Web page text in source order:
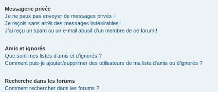
Messagerie privée
Je ne peux pas envoyer de messages privés !
Je reçois sans arrêt des messages indésirables !
J’ai reçu un spam ou un e-mail abusif d’un membre de ce forum !
Amis et ignorés
Que sont mes listes d’amis et d’ignorés ?
Comment puis-je ajouter/supprimer des utilisateurs de ma liste d’amis ou d’ignorés ?
Recherche dans les forums
Comment rechercher dans les forums ?